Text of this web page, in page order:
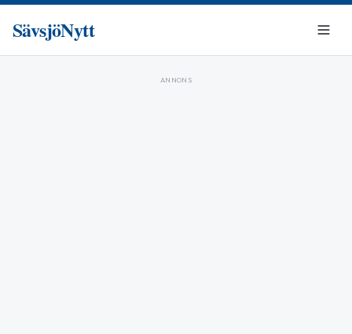
SävsjöNytt
ANNONS